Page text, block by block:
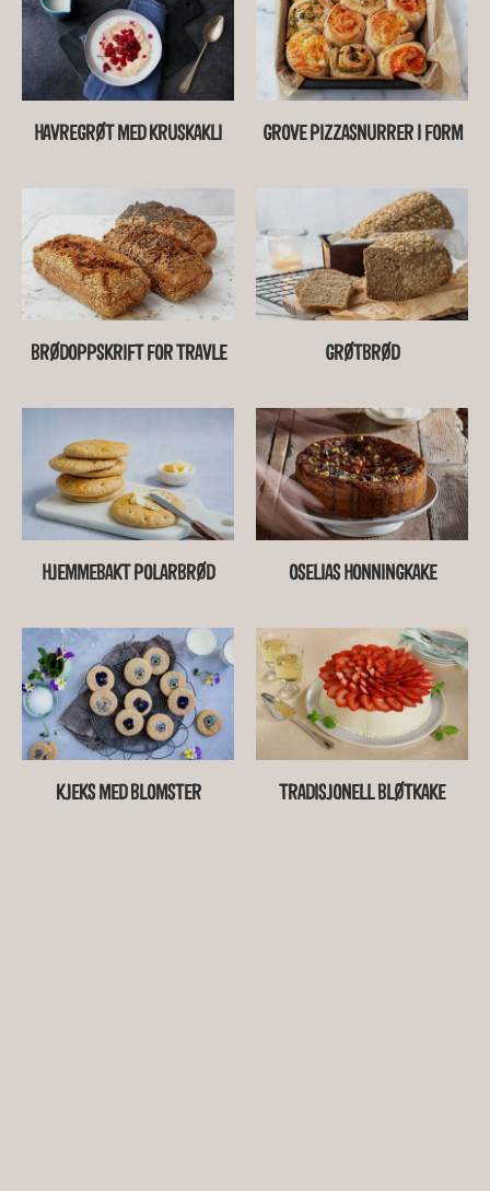
HAVREGRØT MED KRUSKAKLI GROVE PIZZASNURRER I FORM
BRØDOPPSKRIFT FOR TRAVLE GRØTBRØD
HJEMMEBAKT POLARBRØD OSELIAS HONNINGKAKE
KJEKS MED BLOMSTER TRADISJONELL BLØTKAKE